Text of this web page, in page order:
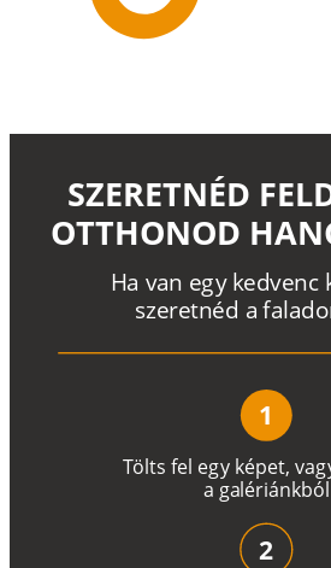
Tölts fel egy képet, vag
a galériánkból
Ha van egy kedvenc
szeretnéd a falado
SZERETNÉD
OTTHONOD
1
2